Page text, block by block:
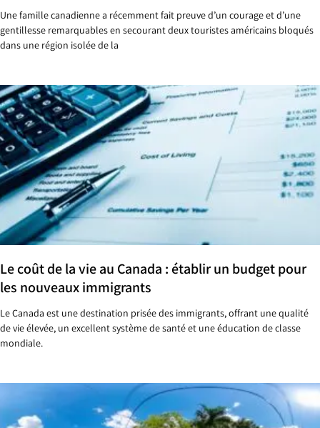
Une famille canadienne a récemment fait preuve d’un courage et d’une
gentillesse remarquables en secourant deux touristes américains bloqués
dans une région isolée de la
Le coût de la vie au Canada : établir un budget pour
les nouveaux immigrants
Le Canada est une destination prisée des immigrants, offrant une qualité
de vie élevée, un excellent système de santé et une éducation de classe
mondiale.